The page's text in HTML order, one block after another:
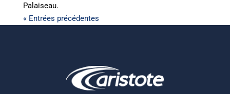
Palaiseau.
« Entrées précédentes